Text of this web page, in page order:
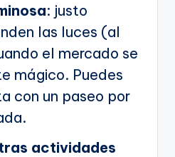
: justo
las luces (al
el mercado se
mágico. Puedes
con un paseo por
actividades